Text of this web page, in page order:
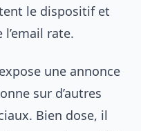
le dispositif et
rate.
une annonce
sur d’autres
Bien dose, il